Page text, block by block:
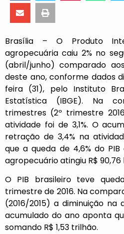
Brasília – O Produto
agropecuária caiu 2% no
(abril/junho) comparado
deste ano, conforme dados
feira (31), pelo Instituto
Estatística (IBGE). Na
trimestres (2º trimestre
atividade foi de 3,1%. O
retração de 3,4% na
que a queda de 4,6% do
agropecuário atingiu R$
O PIB brasileiro teve
trimestre de 2016. Na
(2016/2015) a diminuição
acumulado do ano aponta
somando R$ 1,53 trilhão.